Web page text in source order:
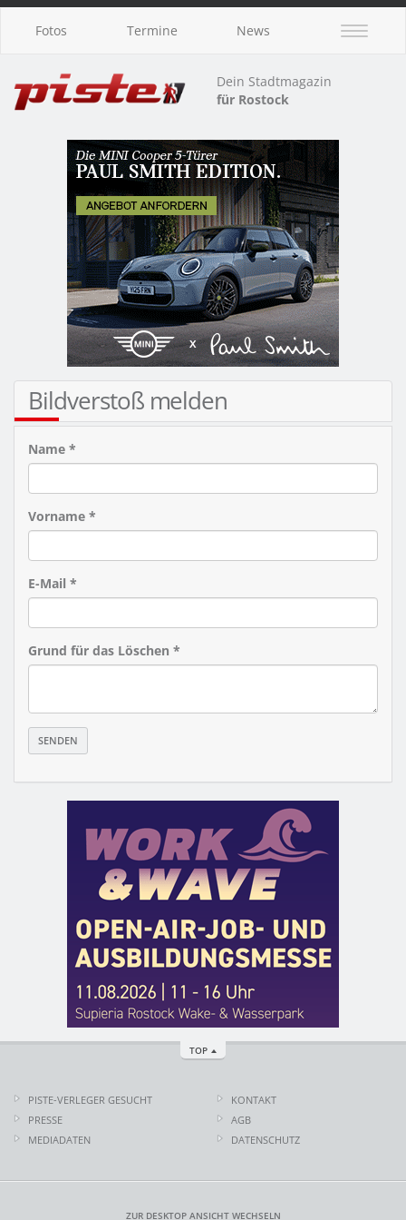
Fotos Termine News
Dein Stadtmagazin
für Rostock
Bildverstoß melden
Name *
Vorname *
E-Mail *
Grund für das Löschen *
TOP
PISTE-VERLEGER GESUCHT
PRESSE
MEDIADATEN
KONTAKT
AGB
DATENSCHUTZ
ZUR DESKTOP ANSICHT WECHSELN